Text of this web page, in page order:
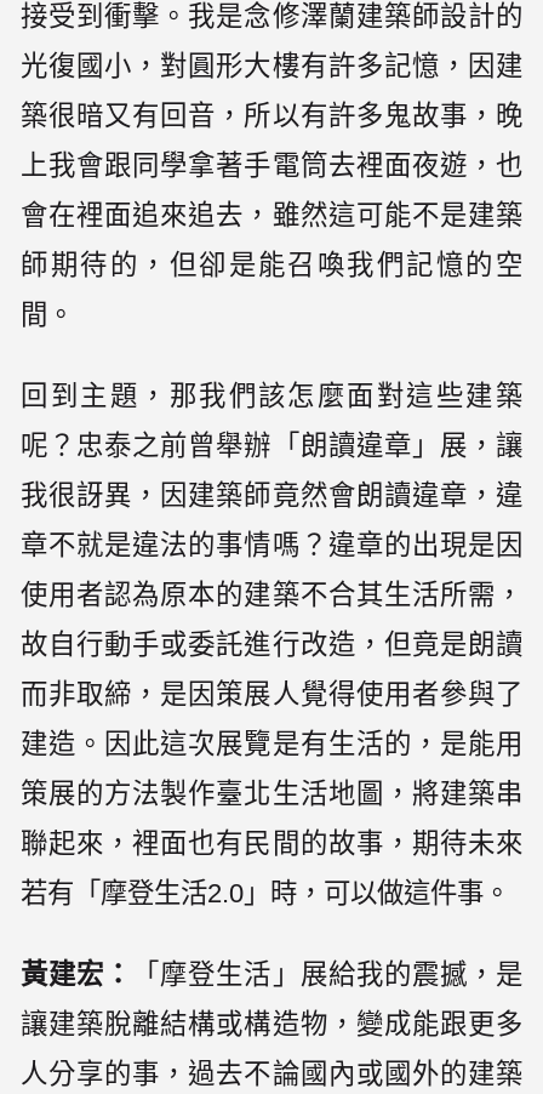
接受到衝擊。我是念修澤蘭建築師設計的
光復國小，對圓形大樓有許多記憶，因建
築很暗又有回音，所以有許多鬼故事，晚
上我會跟同學拿著手電筒去裡面夜遊，也
會在裡面追來追去，雖然這可能不是建築
師期待的，但卻是能召喚我們記憶的空
間。
回到主題，那我們該怎麼面對這些建築
呢？忠泰之前曾舉辦「朗讀違章」展，讓
我很訝異，因建築師竟然會朗讀違章，違
章不就是違法的事情嗎？違章的出現是因
使用者認為原本的建築不合其生活所需，
故自行動手或委託進行改造，但竟是朗讀
而非取締，是因策展人覺得使用者參與了
建造。因此這次展覽是有生活的，是能用
策展的方法製作臺北生活地圖，將建築串
聯起來，裡面也有民間的故事，期待未來
若有「摩登生活2.0」時，可以做這件事。
黃建宏：
「摩登生活」展給我的震撼，是
讓建築脫離結構或構造物，變成能跟更多
人分享的事，過去不論國內或國外的建築